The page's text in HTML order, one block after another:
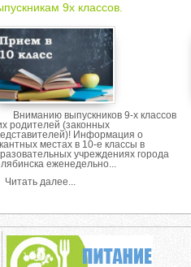
9х классов.
Вниманию выпускников 9-х классов
родителей (законных
Информация о
местах в 10-е классы в
учреждениях города
еженедельно...
Читать далее...